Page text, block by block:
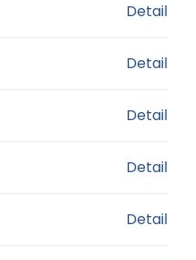
Detail
Detail
Detail
Detail
Detail